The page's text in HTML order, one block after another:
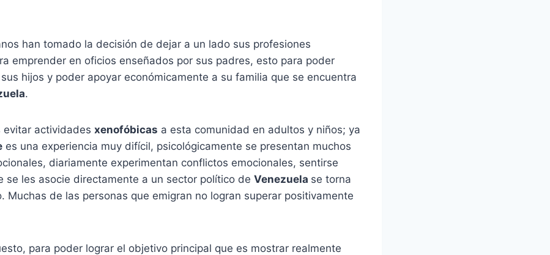
han tomado la decisión de dejar a un lado sus profesiones
emprender en oficios enseñados por sus padres, esto para poder
hijos y poder apoyar económicamente a su familia que se encuentra
.
evitar actividades xenofóbicas a esta comunidad en adultos y niños; ya
es una experiencia muy difícil, psicológicamente se presentan muchos
diariamente experimentan conflictos emocionales, sentirse
se les asocie directamente a un sector político de Venezuela se torna
Muchas de las personas que emigran no logran superar positivamente
para poder lograr el objetivo principal que es mostrar realmente